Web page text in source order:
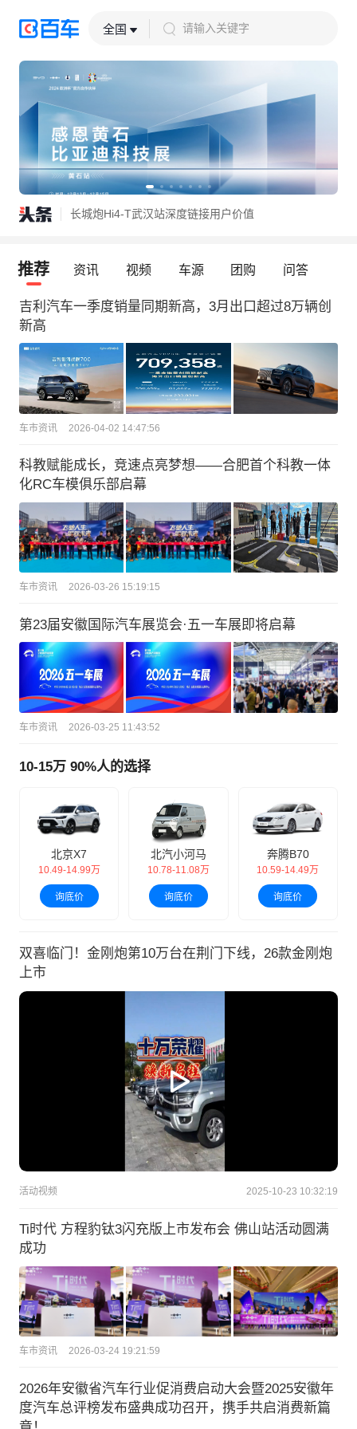
全国 请输入关键字
近四十款新车首发首秀！还有各种福利，速来打卡安徽五一车展
庐城新启 一境风华！启境授权用户中心·合肥庐阳蒙城北路盛大开业
长城炮Hi4-T武汉站深度链接用户价值
推荐 资讯 视频 车源 团购 问答
吉利汽车一季度销量同期新高，3月出口超过8万辆创
新高
车市资讯 2026-04-02 14:47:56
科教赋能成长，竞速点亮梦想——合肥首个科教一体
化RC车模俱乐部启幕
车市资讯 2026-03-26 15:19:15
第23届安徽国际汽车展览会·五一车展即将启幕
车市资讯 2026-03-25 11:43:52
10-15万 90%人的选择
北京X7
10.49-14.99万
询底价
北汽小河马
10.78-11.08万
询底价
奔腾B70
10.59-14.49万
询底价
双喜临门！金刚炮第10万台在荆门下线，26款金刚炮
上市
活动视频 2025-10-23 10:32:19
Ti时代 方程豹钛3闪充版上市发布会 佛山站活动圆满
成功
车市资讯 2026-03-24 19:21:59
2026年安徽省汽车行业促消费启动大会暨2025安徽年
度汽车总评榜发布盛典成功召开，携手共启消费新篇